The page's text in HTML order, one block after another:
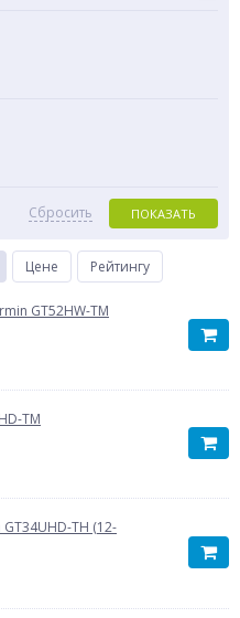
ПОКАЗАТЬ
Сбросить
Цене Рейтингу
GT52HW-TM
TM
TH (12-